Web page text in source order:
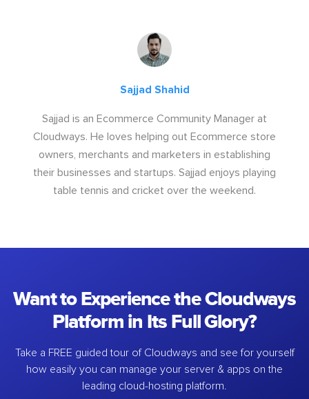
Sajjad Shahid
Sajjad is an Ecommerce Community Manager at
Cloudways. He loves helping out Ecommerce store
owners, merchants and marketers in establishing
their businesses and startups. Sajjad enjoys playing
table tennis and cricket over the weekend.
Want to Experience the Cloudways
Platform in Its Full Glory?
Take a FREE guided tour of Cloudways and see for yourself
how easily you can manage your server & apps on the
leading cloud-hosting platform.